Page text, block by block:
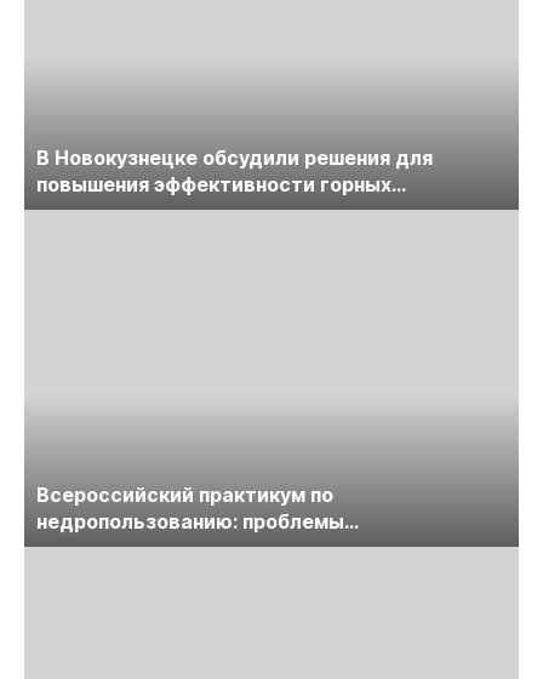
В Новокузнецке обсудили решения для
повышения эффективности горных
предприятий
Всероссийский практикум по
недропользованию: проблемы
лицензирования, цифровизации, экспертизы